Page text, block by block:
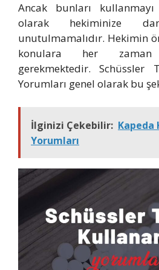
Ancak bunları kullanmayı
olarak hekiminize
unutulmamalıdır. Hekimin
konulara her
gerekmektedir. Schüssler
Yorumları genel olarak bu
İlginizi Çekebilir: Kapeda
Yorumları